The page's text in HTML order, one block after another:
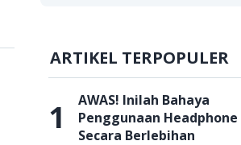
ARTIKEL TERPOPULER
1
AWAS! Inilah Bahaya
Penggunaan Headphone
Secara Berlebihan